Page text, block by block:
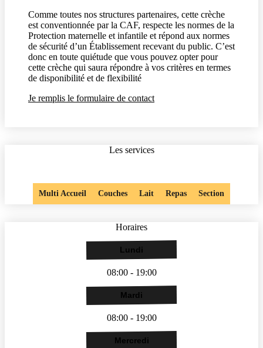
Comme toutes nos structures partenaires, cette crèche
est conventionnée par la CAF, respecte les normes de la
Protection maternelle et infantile et répond aux normes
de sécurité d’un Établissement recevant du public. C’est
donc en toute quiétude que vous pouvez opter pour
cette crèche qui saura répondre à vos critères en termes
de disponibilité et de flexibilité
Je remplis le formulaire de contact
Les services
Multi Accueil Couches Lait Repas Section
Horaires
Lundi
08:00 - 19:00
Mardi
08:00 - 19:00
Mercredi